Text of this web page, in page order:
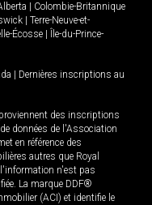
Colombie-Britannique
Terre-Neuve-et-
Écosse
Île-du-Prince-
Dernières inscriptions au
des inscriptions
données de l'Association
en référence des
autres que Royal
n'est pas
La marque DDF®
(ACI) et identifie le